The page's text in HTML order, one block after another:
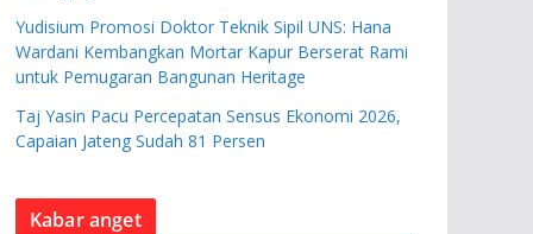
Yudisium Promosi Doktor Teknik Sipil UNS: Hana
Wardani Kembangkan Mortar Kapur Berserat Rami
untuk Pemugaran Bangunan Heritage
Taj Yasin Pacu Percepatan Sensus Ekonomi 2026,
Capaian Jateng Sudah 81 Persen
Kabar anget